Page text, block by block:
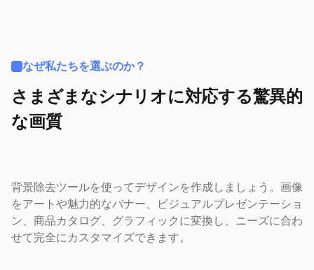
なぜ私たちを選ぶのか？
さまざまなシナリオに対応する驚異的
な画質
背景除去ツールを使ってデザインを作成しましょう。画像
をアートや魅力的なバナー、ビジュアルプレゼンテーショ
ン、商品カタログ、グラフィックに変換し、ニーズに合わ
せて完全にカスタマイズできます。